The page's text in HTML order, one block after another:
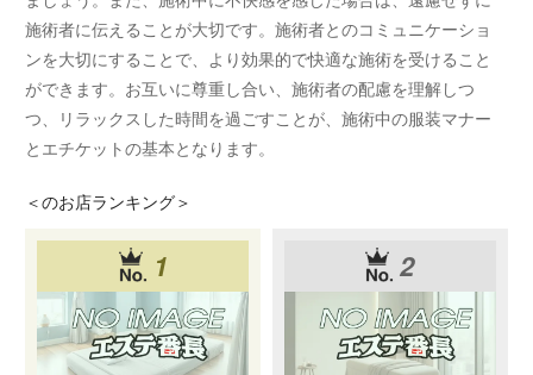
施術者に伝えることが大切です。施術者とのコミュニケーショ
ンを大切にすることで、より効果的で快適な施術を受けること
ができます。お互いに尊重し合い、施術者の配慮を理解しつ
つ、リラックスした時間を過ごすことが、施術中の服装マナー
とエチケットの基本となります。
＜のお店ランキング＞
1 2